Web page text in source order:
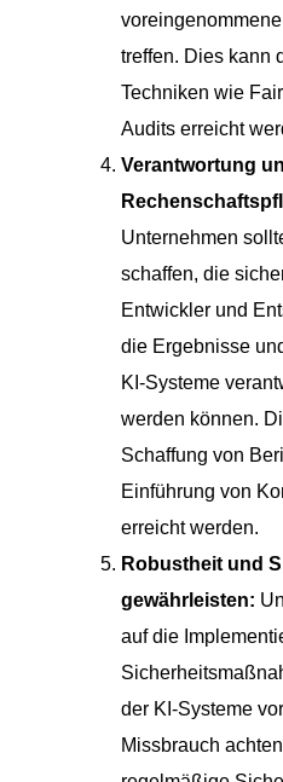
treffen. Dies kann
Techniken wie
Audits erreicht
Verantwortung
Unternehmen
schaffen, die
Entwickler und
die Ergebnisse
KI-Systeme
werden können.
Schaffung von
Einführung von
erreicht werden.
Robustheit und
gewährleisten:
auf die
der KI-Systeme
Missbrauch